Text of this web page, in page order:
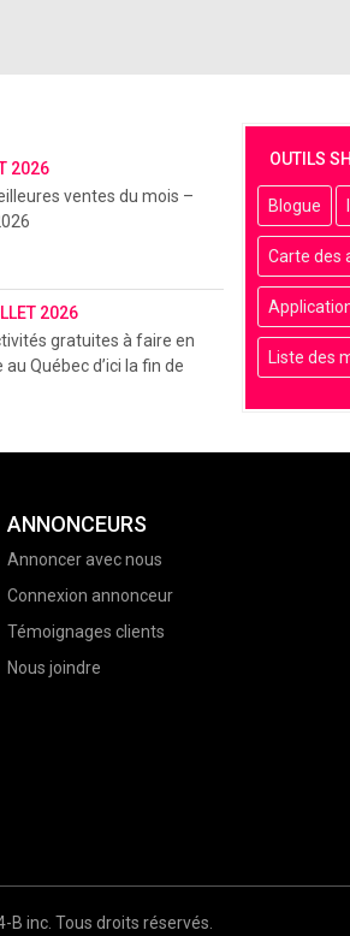
OUTILS
Blogue
Carte des
Liste des
2026
ventes du mois –
2026
gratuites à faire en
Québec d’ici la fin de
ANNONCEURS
Annoncer avec nous
Connexion annonceur
Témoignages clients
Nous joindre
inc. Tous droits réservés.